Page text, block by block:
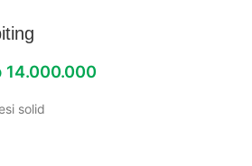
14.000.000
solid